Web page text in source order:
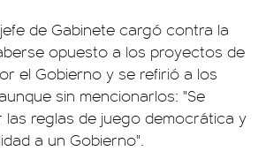
de Gabinete cargó contra la
opuesto a los proyectos de
el Gobierno y se refirió a los
sin mencionarlos: "Se
las reglas de juego democrática y
a un Gobierno".